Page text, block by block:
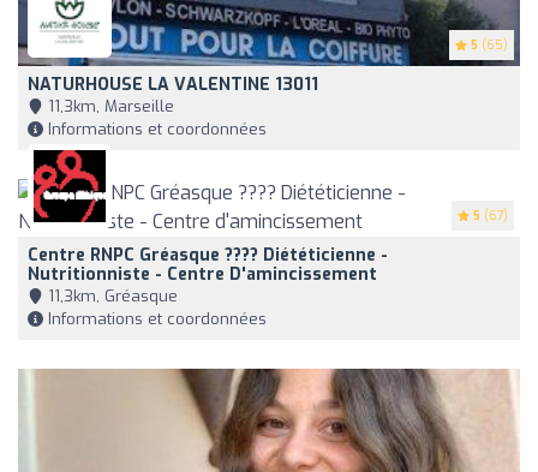
5 (65)
NATURHOUSE LA VALENTINE 13011
11,3km, Marseille
Informations et coordonnées
5 (67)
Centre RNPC Gréasque ???? Diététicienne -
Nutritionniste - Centre D'amincissement
11,3km, Gréasque
Informations et coordonnées